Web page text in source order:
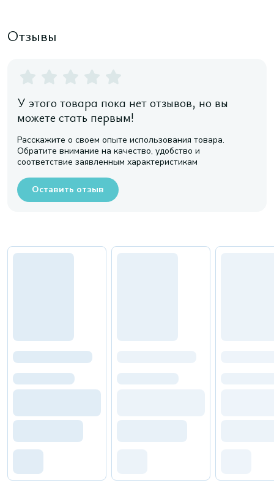
Отзывы
У этого товара пока нет отзывов, но вы
можете стать первым!
Расскажите о своем опыте использования товара.
Обратите внимание на качество, удобство и
соответствие заявленным характеристикам
Оставить отзыв